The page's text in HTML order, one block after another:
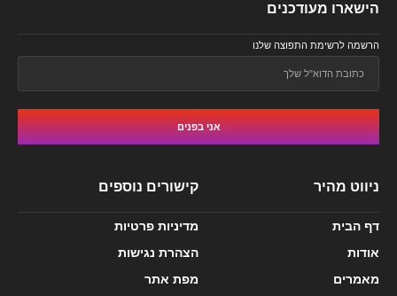
הישארו מעודכנים
הרשמה לרשימת התפוצה שלנו
אני בפנים
ניווט מהיר
דף הבית
אודות
מאמרים
קישורים נוספים
מדיניות פרטיות
הצהרת נגישות
מפת אתר